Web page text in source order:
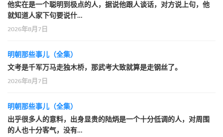
他实在是一个聪明到极点的人，据说他跟人谈话，对方说上句，他
就知道人家下句要说什…
2026年8月7日
明朝那些事儿（全集）
文考是千军万马走独木桥，那武考大致就算是走钢丝了。
2026年8月7日
明朝那些事儿（全集）
出乎很多人的意料，出身显贵的陆炳是一个十分低调的人，对周围
的人也十分客气，没有…